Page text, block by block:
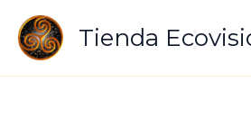
contenido
Tienda